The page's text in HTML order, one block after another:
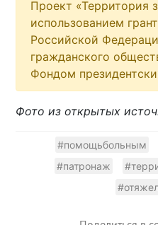
Проект «Территория
использованием
Российской
гражданского
Фондом
Фото из открытых
#помощьбольным
#патронаж